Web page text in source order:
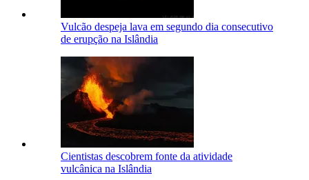
Vulcão despeja lava em segundo dia consecutivo
de erupção na Islândia
Cientistas descobrem fonte da atividade
vulcânica na Islândia